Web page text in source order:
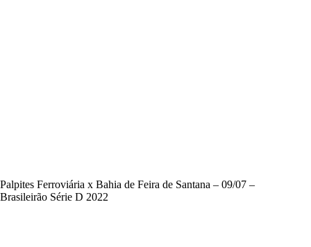
Palpites Ferroviária x Bahia de Feira de Santana – 09/07 –
Brasileirão Série D 2022